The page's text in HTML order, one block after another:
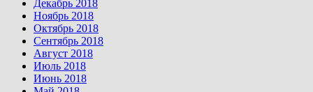
Декабрь 2018
Ноябрь 2018
Октябрь 2018
Сентябрь 2018
Август 2018
Июль 2018
Июнь 2018